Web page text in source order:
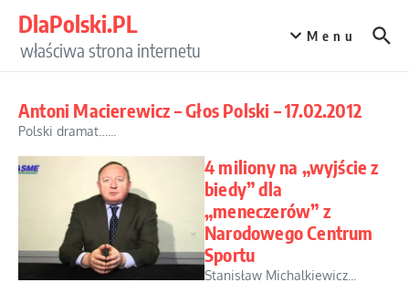
DlaPolski.PL
właściwa strona internetu
Menu
Antoni Macierewicz – Głos Polski – 17.02.2012
Polski dramat…...
4 miliony na „wyjście z
biedy” dla
„meneczerów” z
Narodowego Centrum
Sportu
Stanisław Michalkiewicz...